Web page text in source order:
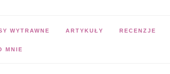
WYTRAWNE ARTYKUŁY RECENZJE
MNIE